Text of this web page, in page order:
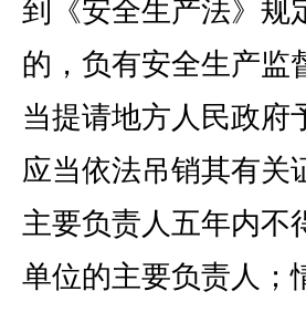
到《安全生产法》规
的，负有安全生产监
当提请地方人民政府
应当依法吊销其有关
主要负责人五年内不
单位的主要负责人；